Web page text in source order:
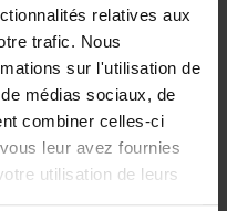
relatives aux
trafic. Nous
sur l'utilisation de
médias sociaux, de
combiner celles-ci
leur avez fournies
utilisation de leurs
€